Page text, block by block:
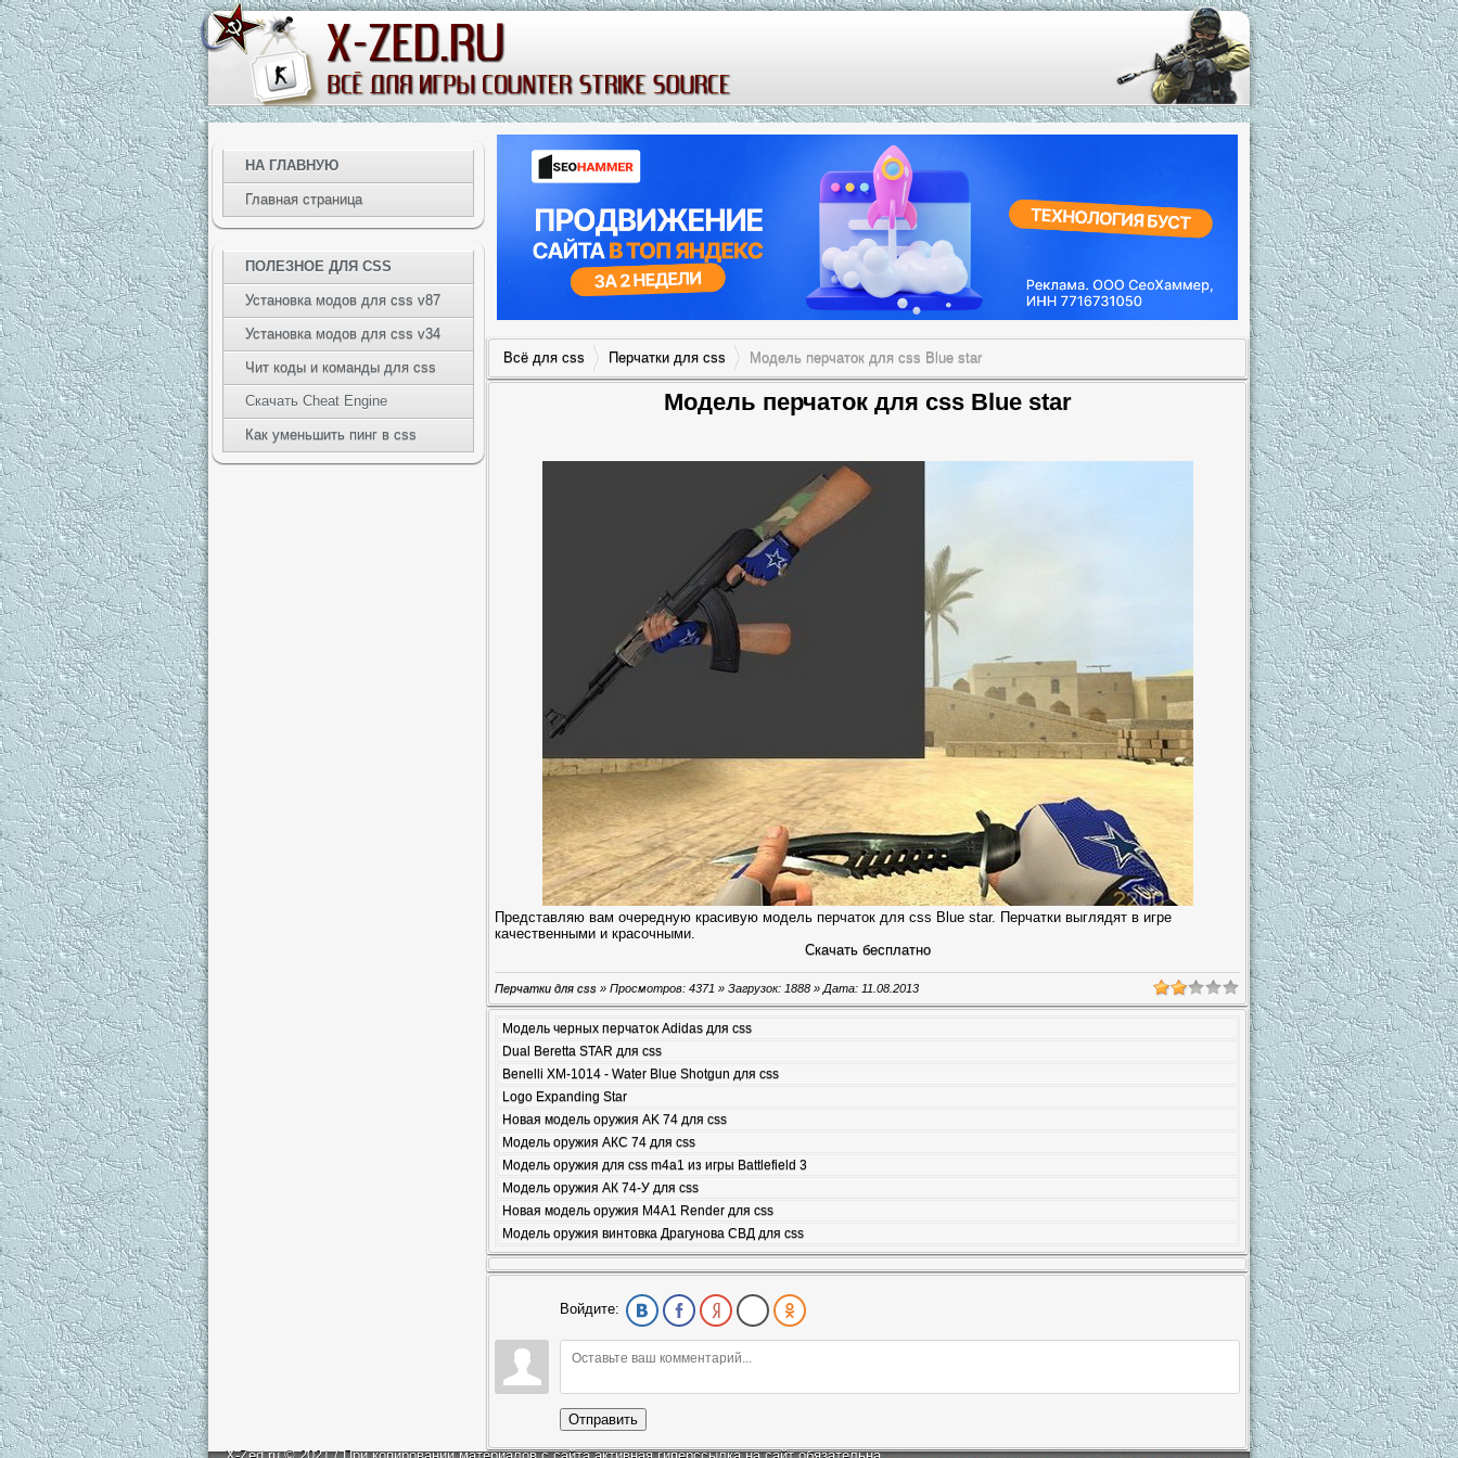
Всё для css Перчатки для css Модель перчаток для css Blue star
Модель перчаток для css Blue star
Представляю вам очередную красивую модель перчаток для css Blue star. Перчатки выглядят в игре
качественными и красочными.
Скачать бесплатно
Перчатки для css » Просмотров: 4371 » Загрузок: 1888 » Дата: 11.08.2013
Модель черных перчаток Adidas для css
Dual Beretta STAR для css
Benelli XM-1014 - Water Blue Shotgun для css
Logo Expanding Star
Новая модель оружия AK 74 для css
Модель оружия АКС 74 для css
Модель оружия для css m4a1 из игры Battlefield 3
Модель оружия АК 74-У для css
Новая модель оружия M4A1 Render для css
Модель оружия винтовка Драгунова СВД для css
Войдите:
Отправить
НА ГЛАВНУЮ
Главная страница
ПОЛЕЗНОЕ ДЛЯ CSS
Установка модов для css v87
Установка модов для css v34
Чит коды и команды для css
Скачать Cheat Engine
Как уменьшить пинг в css